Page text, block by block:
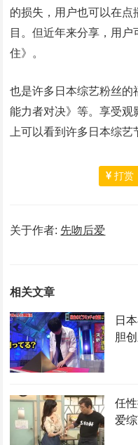
的损失，用户也可以在
目。但近年来分享，用
住》。
也是许多日本综艺粉丝的
能力者对决》等。享受
上可以看到许多日本综艺
打赏
关于作者: 先吻后爱
相关文章
日
胆
任
爱